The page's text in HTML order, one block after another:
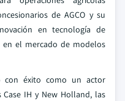
de AGCO y su
en tecnología de
el mercado de modelos
con éxito como un actor
IH y New Holland, las